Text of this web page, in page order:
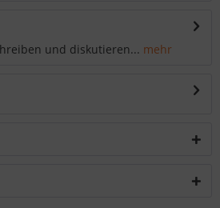
und diskutieren... mehr